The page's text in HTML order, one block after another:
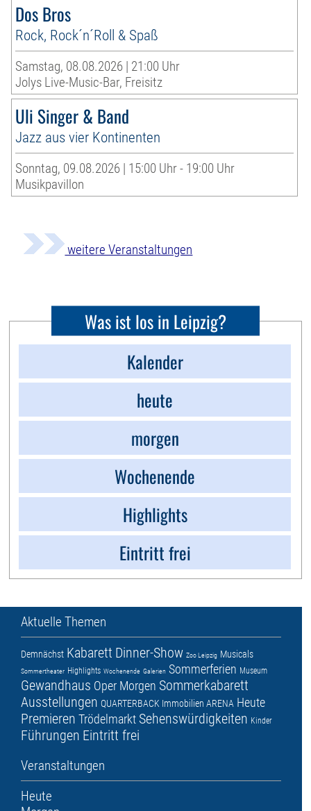
Dos Bros
Rock, Rock´n´Roll & Spaß
Samstag, 08.08.2026 | 21:00 Uhr
Jolys Live-Music-Bar, Freisitz
Uli Singer & Band
Jazz aus vier Kontinenten
Sonntag, 09.08.2026 | 15:00 Uhr - 19:00 Uhr
Musikpavillon
weitere Veranstaltungen
Was ist los in Leipzig?
Kalender
heute
morgen
Wochenende
Highlights
Eintritt frei
Aktuelle Themen
Demnächst Kabarett Dinner-Show Zoo Leipzig Musicals
Sommertheater Highlights Wochenende Galerien Sommerferien Museum
Gewandhaus Oper Morgen Sommerkabarett
Ausstellungen QUARTERBACK Immobilien ARENA Heute
Premieren Trödelmarkt Sehenswürdigkeiten Kinder
Führungen Eintritt frei
Veranstaltungen
Heute